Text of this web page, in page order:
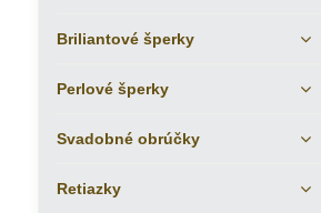
Briliantové šperky
Perlové šperky
Svadobné obrúčky
Retiazky